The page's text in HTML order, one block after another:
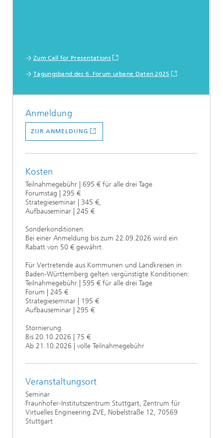
Zum Call for Presentations
Tagungsband des 6. Forum urbane Daten 2025
Anmeldung
ZUR ANMELDUNG
Kosten
Teilnahmegebühr | 695 € für alle drei Tage
Forumstag | 295 €
Strategieseminar | 345 €,
Aufbauseminar | 245 €
Sonderkonditionen
Bei einer Anmeldung bis zum 22.09.2026 wird ein
Rabatt von 50 € gewährt.
Für Vertretende aus Kommunen und Landkreisen in
Baden-Württemberg gelten vergünstigte Konditionen:
Teilnahmegebühr | 595 € für alle drei Tage
Forum | 245 €
Strategieseminar | 195 €
Aufbauseminar | 295 €
Stornierung
Bis 20.10.2026 | 75 €
Ab 21.10.2026 | volle Teilnahmegebühr
Veranstaltungsort
Seminar
Fraunhofer-Institutszentrum Stuttgart, Zentrum für
Virtuelles Engineering ZVE, Nobelstraße 12, 70569
Stuttgart